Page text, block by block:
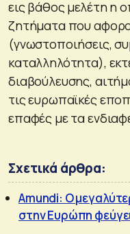
εις βάθος μελέτη η
ζητήματα που
(γνωστοποιήσεις,
καταλληλότητα),
διαβούλευσης,
τις ευρωπαϊκές
επαφές με τα
Σχετικά άρθρα:
Amundi: Ο
στην Ευρώπη